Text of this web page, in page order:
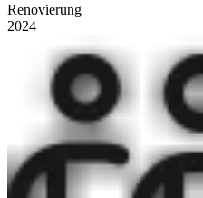
Renovierung
2024